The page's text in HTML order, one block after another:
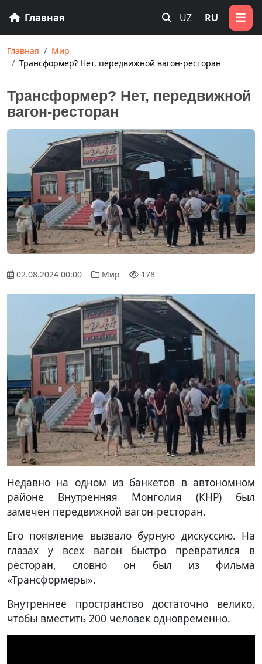
Главная UZ RU
Главная
Мир
Трансформер? Нет, передвижной вагон-ресторан
Трансформер? Нет, передвижной
вагон-ресторан
02.08.2024 00:00 Мир 178
Недавно на одном из банкетов в автономном
районе Внутренняя Монголия (КНР) был
замечен передвижной вагон-ресторан.
Его появление вызвало бурную дискуссию. На
глазах у всех вагон быстро превратился в
ресторан, словно он был из фильма
«Трансформеры».
Внутреннее пространство достаточно велико,
чтобы вместить 200 человек одновременно.